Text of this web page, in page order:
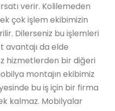
verir. Kolilemeden
çok işlem ekibimizin
Dilerseniz bu işlemleri
avantajı da elde
hizmetlerden bir diğeri
montajın ekibimiz
bu iş için bir firma
kalmaz. Mobilyalar